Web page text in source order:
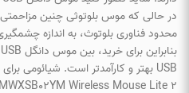
در حالی که موس بلوتوثی چنین مزاحمتی
محدود فناوری بلوتوث، به اندازه